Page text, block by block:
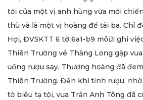
tới của một vị anh hùng vừa mới
thù và là một vị hoàng đế tài ba. Chỉ
Hợi, ĐVSKTT 6 tờ 6a1-b9 môữi ghi
Thiên Trường về Thăng Long gặp
uống rượu say. Thượng hoàng đã
Thiên Trường. Đến khi tỉnh rượu,
tờ biểu tạ tội, vua Trần Anh Tông đã